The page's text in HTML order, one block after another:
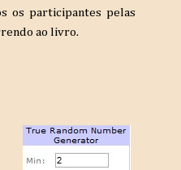
os participantes pelas
ao livro.